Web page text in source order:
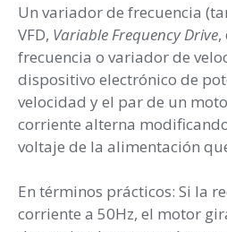
Un variador de frecuencia
VFD, Variable Frequency Drive,
frecuencia o variador de
dispositivo electrónico de
velocidad y el par de un
corriente alterna
voltaje de la alimentación
En términos prácticos: Si la
corriente a 50Hz, el motor